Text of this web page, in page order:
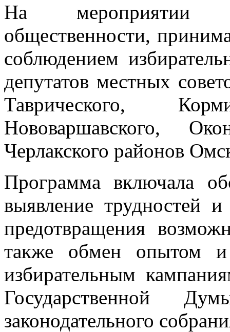
На мероприятии
общественности,
соблюдением
депутатов местных
Таврического,
Нововаршавского,
Черлакского районов
Программа включала
выявление трудностей
предотвращения
также обмен опытом
избирательным
Государственной
законодательного